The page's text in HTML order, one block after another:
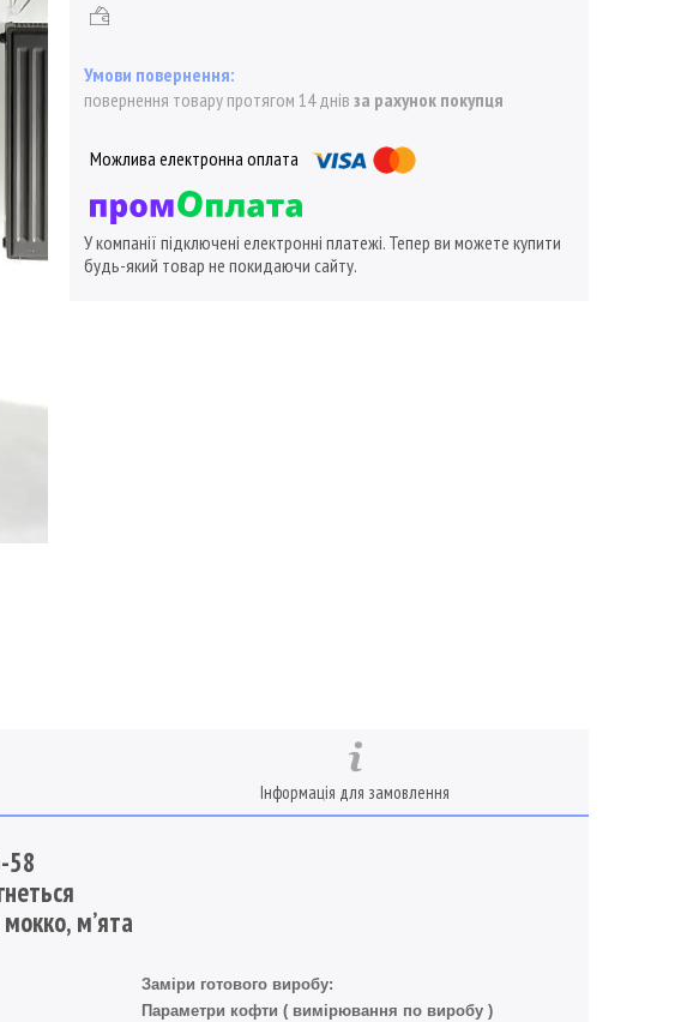
повернення товару протягом 14 днів за рахунок покупця
У компанії підключені електронні платежі. Тепер ви можете купити
будь-який товар не покидаючи сайту.
Інформація для замовлення
58
мʼята
Заміри готового виробу:
Параметри кофти ( вимірювання по виробу )